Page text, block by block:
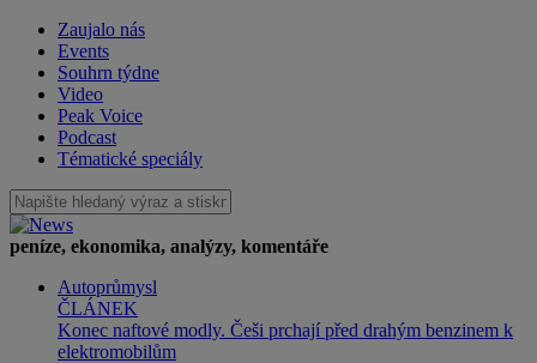
Zaujalo nás
Events
Souhrn týdne
Video
Peak Voice
Podcast
Tématické speciály
peníze, ekonomika, analýzy, komentáře
Autoprůmysl
ČLÁNEK
Konec naftové modly. Češi prchají před drahým benzinem k
elektromobilům